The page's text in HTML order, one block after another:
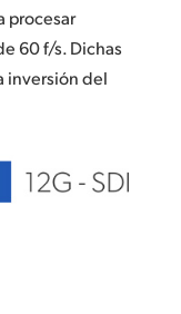
procesar
60 f/s. Dichas
inversión del